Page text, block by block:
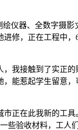
器、全数字摄影
修，正在工程中
接触到了实正
能惹起学生留意
在此我新的工
验收材料，工人